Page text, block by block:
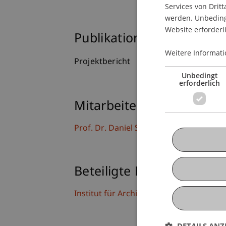
Publikationsart
Projektbericht
Mitarbeitende
Prof. Dr. Daniel Stockhammer
Beteiligte Einrichtungen
Institut für Architektur und
Services von
werden.
Website
Weitere
Unbedingt
erforderlich